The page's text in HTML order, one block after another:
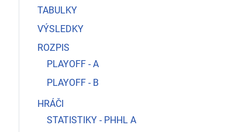
TABULKY
VÝSLEDKY
ROZPIS
PLAYOFF - A
PLAYOFF - B
HRÁČI
STATISTIKY - PHHL A